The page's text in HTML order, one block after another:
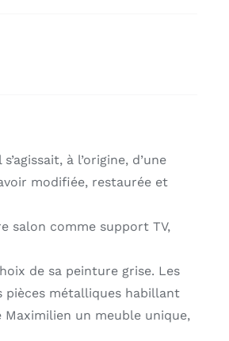
à l’origine, d’une
modifiée, restaurée et
salon comme support TV,
de sa peinture grise. Les
pièces métalliques habillant
Maximilien un meuble unique,